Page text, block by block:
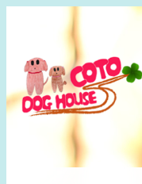
ン